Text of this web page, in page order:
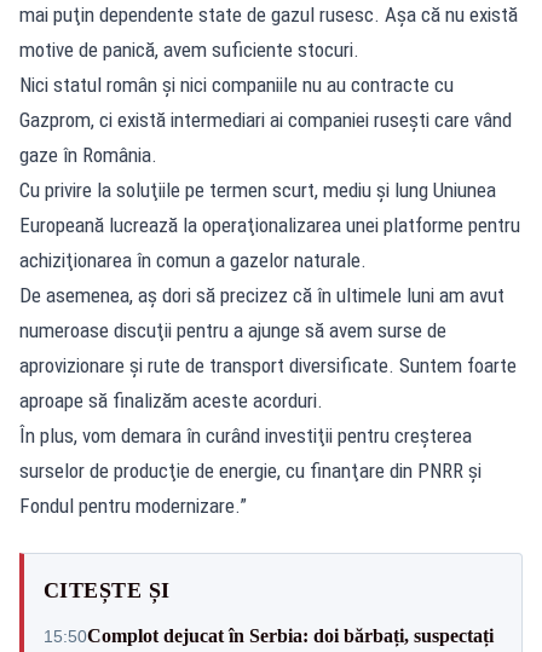
mai puţin dependente state de gazul rusesc. Aşa că nu există
motive de panică, avem suficiente stocuri.
Nici statul român şi nici companiile nu au contracte cu
Gazprom, ci există intermediari ai companiei ruseşti care vând
gaze în România.
Cu privire la soluţiile pe termen scurt, mediu şi lung Uniunea
Europeană lucrează la operaţionalizarea unei platforme pentru
achiziţionarea în comun a gazelor naturale.
De asemenea, aş dori să precizez că în ultimele luni am avut
numeroase discuţii pentru a ajunge să avem surse de
aprovizionare şi rute de transport diversificate. Suntem foarte
aproape să finalizăm aceste acorduri.
În plus, vom demara în curând investiţii pentru creşterea
surselor de producţie de energie, cu finanţare din PNRR şi
Fondul pentru modernizare.”
CITEȘTE ȘI
15:50Complot dejucat în Serbia: doi bărbați, suspectați